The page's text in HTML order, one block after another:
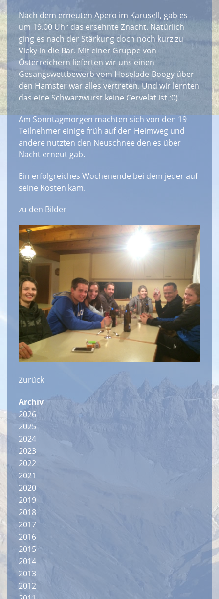
Nach dem erneuten Apero im Karusell, gab es
um 19.00 Uhr das ersehnte Znacht. Natürlich
ging es nach der Stärkung doch noch kurz zu
Vicky in die Bar. Mit einer Gruppe von
Österreichern lieferten wir uns einen
Gesangswettbewerb vom Hoselade-Boogy über
den Hamster war alles vertreten. Und wir lernten
das eine Schwarzwurst keine Cervelat ist ;0)
Am Sonntagmorgen machten sich von den 19
Teilnehmer einige früh auf den Heimweg und
andere nutzten den Neuschnee den es über
Nacht erneut gab.
Ein erfolgreiches Wochenende bei dem jeder auf
seine Kosten kam.
zu den Bilder
Zurück
Archiv
2026
2025
2024
2023
2022
2021
2020
2019
2018
2017
2016
2015
2014
2013
2012